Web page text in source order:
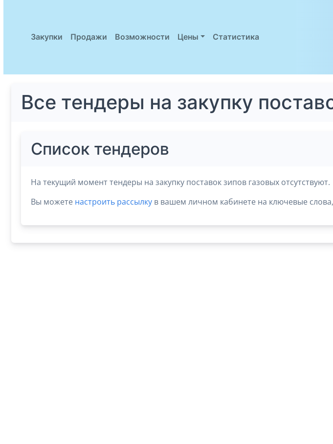
Закупки Продажи Возможности Цены Статистика
Все тендеры на закупку
Список тендеров
На текущий момент тендеры на закупку поставок зипов газовых отсутствуют.
Вы можете настроить рассылкув вашем личном кабинете на ключевые